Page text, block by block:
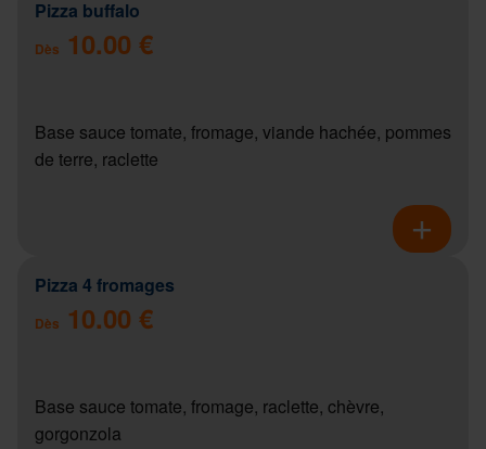
Pizza buffalo
Dès 10.00 €
Base sauce tomate, fromage, viande hachée, pommes
de terre, raclette
Pizza 4 fromages
Dès 10.00 €
Base sauce tomate, fromage, raclette, chèvre,
gorgonzola